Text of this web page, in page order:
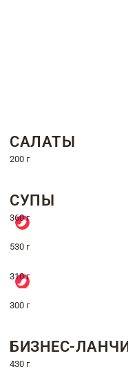
САЛАТЫ
200 г
СУПЫ
360 г
530 г
310 г
300 г
БИЗНЕС-ЛАНЧИ
430 г